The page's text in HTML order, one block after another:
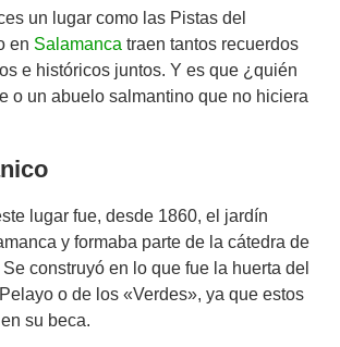
un lugar como las Pistas del
en Salamanca traen tantos recuerdos
e históricos juntos. Y es que ¿quién
o un abuelo salmantino que no hiciera
lugar fue, desde 1860, el jardín
y formaba parte de la cátedra de
construyó en lo que fue la huerta del
o de los «Verdes», ya que estos
su beca.